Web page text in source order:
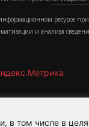
в том числе в
ресурсе
и анализа